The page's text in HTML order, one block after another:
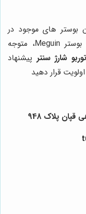
بوستر های موجود در
بازار، مانند اکتان بوستر وینز و اکتان بوستر Meguin، متوجه
توربو شارژ سنتر پیشنهاد
قرار دهید
پلاک 948